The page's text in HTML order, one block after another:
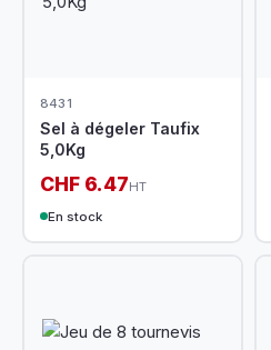
8431
Sel à dégeler Taufix
5,0Kg
CHF 6.47HT
En stock